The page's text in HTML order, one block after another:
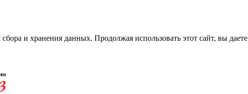
и хранения данных. Продолжая использовать этот сайт, вы даете